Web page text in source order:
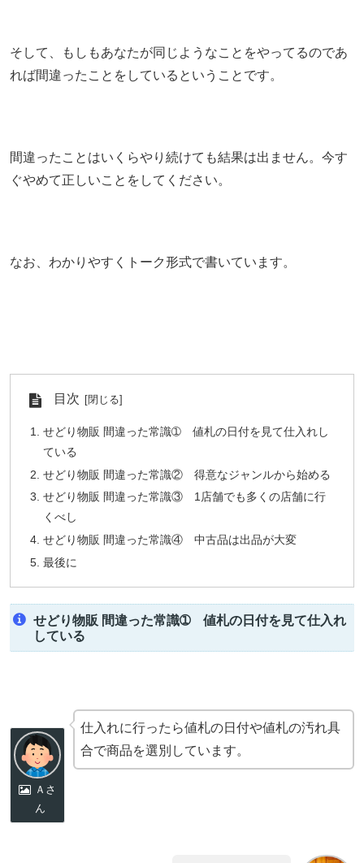
そして、もしもあなたが同じようなことをやってるのであ
れば間違ったことをしているということです。
間違ったことはいくらやり続けても結果は出ません。今す
ぐやめて正しいことをしてください。
なお、わかりやすくトーク形式で書いています。
目次
せどり物販 間違った常識➀ 値札の日付を見て仕入れし
ている
せどり物販 間違った常識② 得意なジャンルから始める
せどり物販 間違った常識③ 1店舗でも多くの店舗に行
くべし
せどり物販 間違った常識④ 中古品は出品が大変
最後に
せどり物販 間違った常識➀ 値札の日付を見て仕入れ
している
Ａさ
ん
仕入れに行ったら値札の日付や値札の汚れ具
合で商品を選別しています。